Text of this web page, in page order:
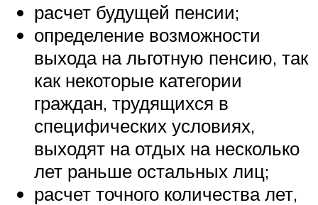
расчет будущей пенсии;
определение возможности
выхода на льготную пенсию, так
как некоторые категории
граждан, трудящихся в
специфических условиях,
выходят на отдых на несколько
лет раньше остальных лиц;
расчет точного количества лет,